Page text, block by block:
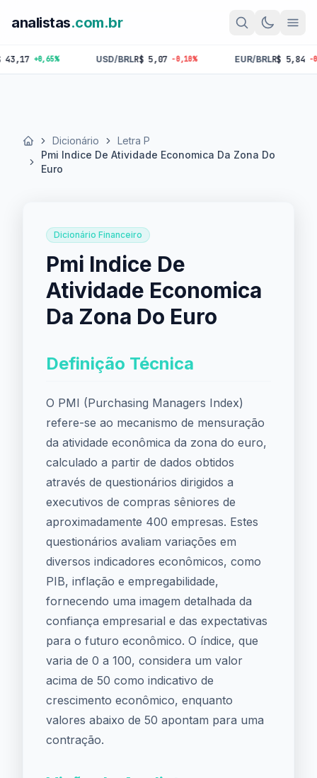
analistas.com.br
+0,65% USD/BRLR$ 5,07 -0,10% EUR/BRLR$ 5,84 -0,18%
Início Dicionário
Letra P
Pmi Indice De Atividade Economica Da Zona Do
Euro
Dicionário Financeiro
Pmi Indice De
Atividade Economica
Da Zona Do Euro
Definição Técnica
O PMI (Purchasing Managers Index)
refere-se ao mecanismo de mensuração
da atividade econômica da zona do euro,
calculado a partir de dados obtidos
através de questionários dirigidos a
executivos de compras sêniores de
aproximadamente 400 empresas. Estes
questionários avaliam variações em
diversos indicadores econômicos, como
PIB, inflação e empregabilidade,
fornecendo uma imagem detalhada da
confiança empresarial e das expectativas
para o futuro econômico. O índice, que
varia de 0 a 100, considera um valor
acima de 50 como indicativo de
crescimento econômico, enquanto
valores abaixo de 50 apontam para uma
contração.